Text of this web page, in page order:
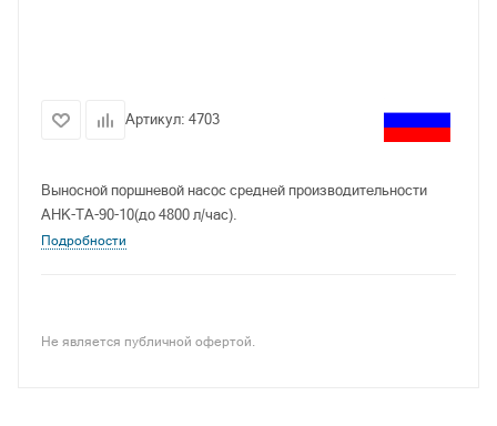
Артикул: 4703
Выносной поршневой насос средней производительности
АНК-ТА-90-10(до 4800 л/час).
Подробности
Не является публичной офертой.